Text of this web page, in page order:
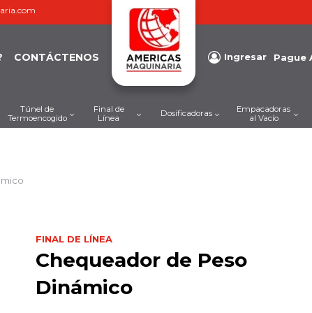
CONTÁCTENOS Ingresar Pague
Túnel de
Termoencogido
Final de
Línea
Dosificadoras
Empacadoras
al Vacío
FINAL DE LÍNEA
Chequeador de Peso
Dinámico